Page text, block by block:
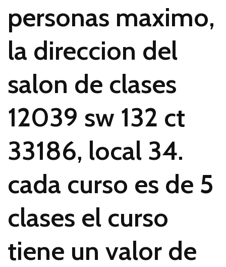
personas maximo,
la direccion del
salon de clases
12039 sw 132 ct
33186, local 34.
cada curso es de 5
clases el curso
tiene un valor de